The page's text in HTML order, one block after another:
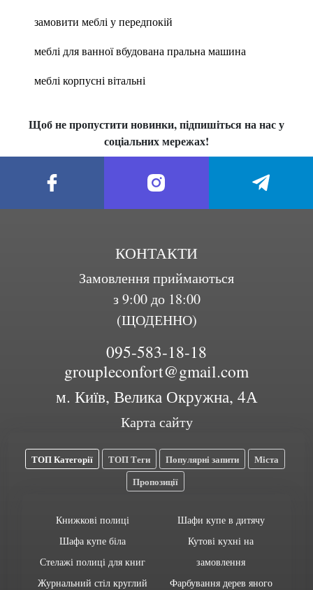
замовити меблі у передпокій
меблі для ванної вбудована пральна машина
меблі корпусні вітальні
Щоб не пропустити новинки, підпишіться на нас у
соціальних мережах!
КОНТАКТИ
Замовлення приймаються
з 9:00 до 18:00
(ЩОДЕННО)
095-583-18-18
groupleconfort@gmail.com
м. Київ, Велика Окружна, 4А
Карта сайту
ТОП Категорії ТОП Теги Популярні запити
Міста
Пропозиції
Книжкові полиці
Шафа купе біла
Стелажі полиці для книг
Журнальний стіл круглий
Шафи купе в дитячу
Кутові кухні на
замовлення
Фарбування дерев яного